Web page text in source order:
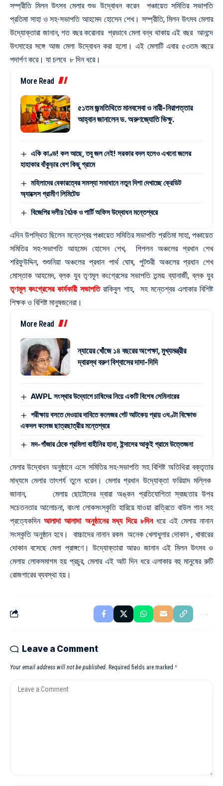
সম্প্রীতি মিলন উৎসব মেলার শুভ উদ্বোধন করেন পঞ্চায়েত সমিতির সভাপতি
প্রতিমা সাহা ও সহ-সভাপতি আহমেদ হোসেন শেখ। সম্প্রীতি, মিলন উৎসব মেলার
উদ্যোক্তারা জানান, গত বছর করোনার প্রভাবে মেলা বন্ধ থাকায় এই বছর আনন্দে
উৎসাহের সঙ্গে আজ মেলা উদ্বোধন করা হলো। এই মেলাটি এবার ৫৩তম বছরে
পদার্পণ করে। যা চলবে ৮ দিন ধরে।
More Read
৫১তম জন্মতিথিতে মানবসেবা ও নারী-নিরাপত্তার
আহ্বান জানালেন ড. অরুণজ্যোতি ভিক্ষু.
একি কাণ্ড! কল আছে, তবু জল নেই! সরকার বদল হলেও এখনো জলের
হাহাকার বাঁকুড়ার বেশ কিছু গ্রামে
মহিলাদের বেকারত্বের সমস্যা সমাধানে নতুন দিশা দেখাচ্ছে ক্রেডিট
অ্যাক্সেস গ্রামীণ লিমিটেড
বিজেপির দলীয় বৈঠক ও পার্টি অফিস উদ্বোধন মন্তেশ্বরে
এদিন উপস্থিত ছিলেন মন্তেশ্বর পঞ্চায়েত সমিতির সভাপতি প্রতিমা সাহা, পঞ্চায়েত
সমিতির সহ-সভাপতি আহমেদ হোসেন শেখ, পিপলন অঞ্চলের প্রধান শেখ
শরিফুউদ্দিন, শুশুনিয়া অঞ্চলের প্রধান পার্থ ঘোষ, পুটশুরী অঞ্চলের প্রধান শেখ
মোস্তাক আহমেদ, ব্লক যুব তৃণমূল কংগ্রেসের সভাপতি তন্ময় ব্যানার্জী, ব্লক যুব
তৃণমূল কংগ্রেসের কার্যকারী সভাপতিরাকিবুল শাহ, সহ মন্তেশ্বর এলাকার বিশিষ্ট
শিক্ষক ও বিশিষ্ট মানুষজনেরা।
More Read
ন্যায়ের খোঁজে ১৪ বছরের অপেক্ষা, মুখ্যমন্ত্রীর
দ্বারস্থ বরুণ বিশ্বাসের দাদা-দিদি
AWPL সংস্থার উদ্যোগে চাষিদের নিয়ে একটি বিশেষ সেমিনারের
পরীক্ষায় বসতে দেওয়ার দাবিতে কলেজর গেট আটকেয় প্রায় ৩ঘণ্টা বিক্ষোভ
একদল কলেজ ছাত্রছাত্রীর মন্তেশ্বরে
মদ-গাঁজার ঠেকে প্রমিলা বাহীনির হানা, ইন্দাসের আকুই গ্রামে উত্তেজনা
মেলার উদ্বোধন অনুষ্ঠানে এসে সমিতির সহ-সভাপতি সহ বিশিষ্ট অতিথিরা বক্তৃতার
মাধ্যমে মেলার তাৎপর্য তুলে ধরেন। মেলার প্রধান উদ্যোক্তা ফরিয়াদ মল্লিক
জানান, মেলায় ছোটোদের দ্বারা অঙ্কন প্রতিযোগিতা স্বচ্ছতার উপর
সচেতনতার আলোচনা, বাংলা লোকসংস্কৃতি হারিয়ে যাওয়া রাত্রিতে বাউল গান সহ
প্রত্যেকদিনআলাদা আলাদা অনুষ্ঠানের মধ্য দিয়ে ৮দিনধরে এই মেলায় নানান
সংস্কৃতি অনুষ্ঠান হবে। বাচ্চাদের নানান রকম অনেক খেলাধুলার দোকান , খাবারের
দোকান বসেছে মেলা প্রাঙ্গণে। উদ্যোক্তারা আরও জানান এই মিলন উৎসব ও
মেলায় লোকসমাগম হয় প্রচুর, মেলার এই আট দিন ধরে এলাকার বহু মানুষের রুটি
রোজগারের ব্যবস্থা হয়।
Leave a Comment
Your email address will not be published. Required fields are marked *